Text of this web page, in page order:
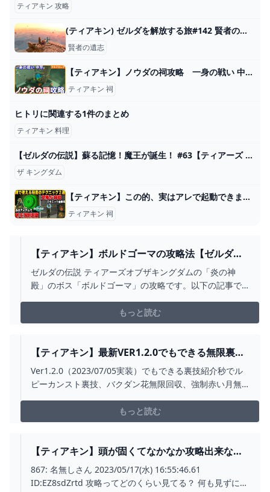
ティアキン 攻略
(ティアキン) ゼルダを解放する旅#142 賢者の遺志探し 【ゼルダの伝説ティーアズオブザキングダム 】 - ニコニコ動画
賢者の遺志
【ティアキン】ノウダの祠攻略 一身の戦い 中等（フルテロップ） - YouTube
ティアキン 祠
ヒトリに関連する1件のまとめ
ティアキン 料理
【ゼルダの伝説】蘇る記憶！魔王が誕生！ #63【ティアーズ オブ ザ キングダム】 - YouTube
ザ キングダム
【ティアキン】この的、実はアレで起動できます。超難関祠「イウンオロクの祠」の攻略法と祠で使える二種類のテクニックを紹介！！【ゼルダの伝説】【攻略】 - YouTube
ティアキン 祠
【ティアキン】ボルドゴーマの攻略法【ゼルダの
伝説】 - YOUTUBE
ゼルダの伝説 ティアーズオブザキングダムの「炎の神
殿」のボス「ボルドゴーマ」の攻略です。以下の記事で
https://gamepedia.jp/zelda-totk/archives/2660
もっと読む
【ティアキン】最新VER1.2.0でもできる無限裏技
3選まとめ【ゼルダの伝説 ティアーズ オブ ザ キン
グダム】【ZELDA TEARS OF THE KINGDOM】攻
Ver1.2.0（2023/07/05実装）でもできる裏技紹介秒でル
ピーカンスト裏技、バクダン花無限回収、強制赤い月無
Ver1.2.0で修正されました）【ティアキン】おすすめ動画
★Ver1.2.0対応最強無限増殖
もっと読む
【ティアキン】頭が固くてなかなか攻略出来ない
んだけど、攻略見ないで謎解き、ストーリー進め
られてる人いる? ゼルダの伝説ティアーズオブザ
867: 名無しさん 2023/05/17(水) 16:55:46.61
ID:EZ8sdZrtd 攻略ってどのくらい見てる？ 何も見ずにず